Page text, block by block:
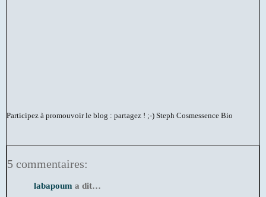
Participez à promouvoir le blog : partagez ! ;-) Steph Cosmessence Bio
5 commentaires:
labapoum a dit…